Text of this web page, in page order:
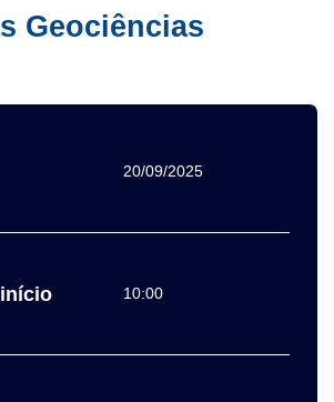
Geociências
20/09/2025
10:00